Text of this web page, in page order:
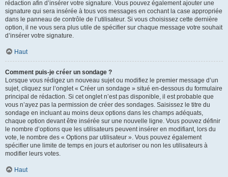
rédaction afin d’insérer votre signature. Vous pouvez également ajouter une
signature qui sera insérée à tous vos messages en cochant la case appropriée
dans le panneau de contrôle de l’utilisateur. Si vous choisissez cette dernière
option, il ne vous sera plus utile de spécifier sur chaque message votre souhait
d’insérer votre signature.
Haut
Comment puis-je créer un sondage ?
Lorsque vous rédigez un nouveau sujet ou modifiez le premier message d’un
sujet, cliquez sur l’onglet « Créer un sondage » situé en-dessous du formulaire
principal de rédaction. Si cet onglet n’est pas disponible, il est probable que
vous n’ayez pas la permission de créer des sondages. Saisissez le titre du
sondage en incluant au moins deux options dans les champs adéquats,
chaque option devant être insérée sur une nouvelle ligne. Vous pouvez définir
le nombre d’options que les utilisateurs peuvent insérer en modifiant, lors du
vote, le nombre des « Options par utilisateur ». Vous pouvez également
spécifier une limite de temps en jours et autoriser ou non les utilisateurs à
modifier leurs votes.
Haut